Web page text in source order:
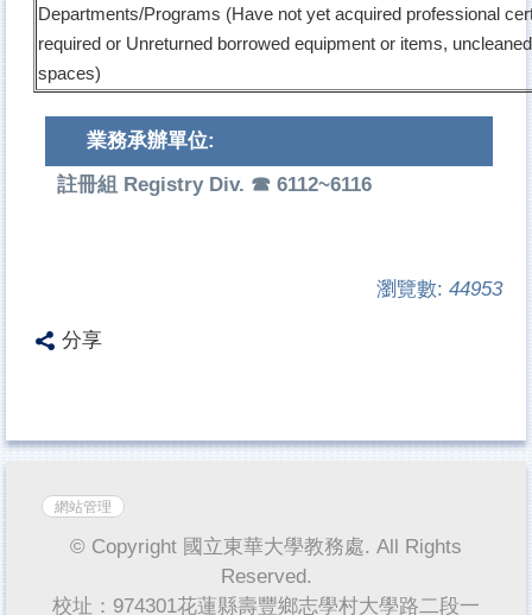
Departments/Programs (Have not yet acquired professional
required or Unreturned borrowed equipment or items,
spaces)
業務承辦單位:
註冊組 Registry Div. ☎ 6112~6116
瀏覽數: 44953
分享
網站管理
© Copyright 國立東華大學教務處. All Rights
Reserved.
校址：974301花蓮縣壽豐鄉志學村大學路二段一